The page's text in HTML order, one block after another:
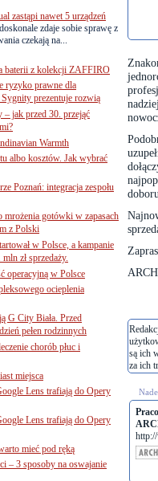
są ich
za ich
zastąpi nawet 5 urządzeń
zdaje sobie sprawę z
czekają na...
baterii z kolekcji ZAFFIRO
ryzyko prawne dla
prezentuje rozwią
– jak przed 30. przejąć
Warmth
albo kosztów. Jak wybrać
Poznań: integracja zespołu
mrożenia gotówki w zapasach
z Polski
w Polsce, a kampanie
zł sprzedaży.
operacyjną w Polsce
ocieplenia
G City Biała. Przed
pełen rodzinnych
chorób płuc i
miejsca
Lens trafiają do Opery
Lens trafiają do Opery
mieć pod ręką
– 3 sposoby na oswajanie